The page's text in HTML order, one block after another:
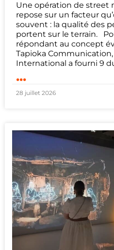
Une opération de street
repose sur un facteur
souvent : la qualité des
portent sur le terrain.
répondant au concept
Tapioka
International a fourni 9
...
28 juillet 2026